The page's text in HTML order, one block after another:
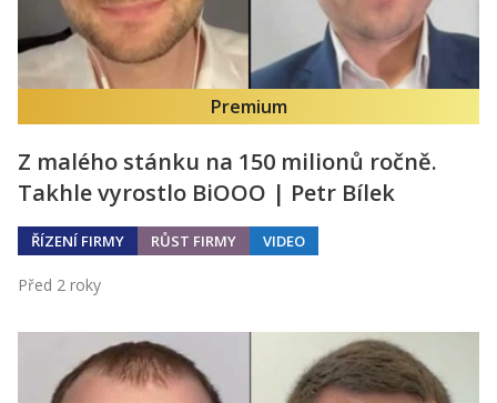
Premium
Z malého stánku na 150 milionů ročně.
Takhle vyrostlo BiOOO | Petr Bílek
ŘÍZENÍ FIRMY RŮST FIRMY VIDEO
Před 2 roky